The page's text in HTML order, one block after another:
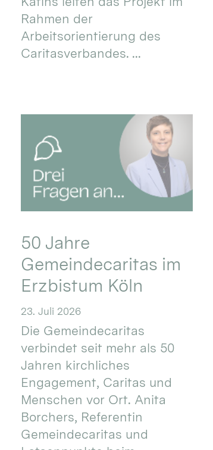
Rahmen der
Arbeitsorientierung des
Caritasverbandes. ...
50 Jahre
Gemeindecaritas im
Erzbistum Köln
23. Juli 2026
Die Gemeindecaritas
verbindet seit mehr als 50
Jahren kirchliches
Engagement, Caritas und
Menschen vor Ort. Anita
Borchers, Referentin
Gemeindecaritas und